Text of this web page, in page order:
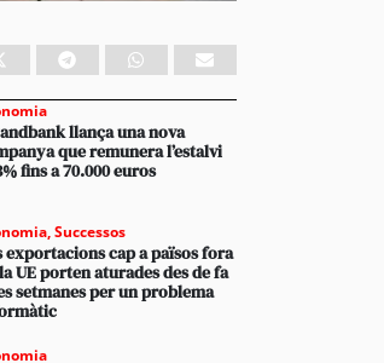
llança una nova
que remunera l’estalvi
fins a 70.000 euros
,Successos
exportacions cap a països fora
UE porten aturades des de fa
setmanes per un problema